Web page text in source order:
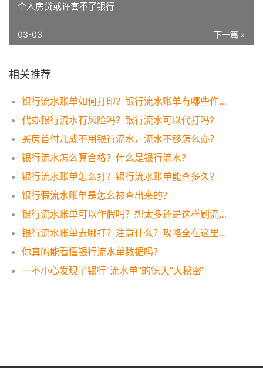
个人房贷或许套不了银行
下一篇 »
03-03
相关推荐
银行流水账单如何打印？银行流水账单有哪些作用？
代办银行流水有风险吗？银行流水可以代打吗?
买房首付几成不用银行流水，流水不够怎么办？
银行流水怎么算合格？什么是银行流水？
银行流水账单怎么打？银行流水账单能查多久？
银行假流水账单是怎么被查出来的？
银行流水账单可以作假吗？想太多还是这样刷流水才有效！
银行流水账单去哪打？注意什么？攻略全在这里，一看便知！
你真的能看懂银行流水单数据吗？
一不小心发现了银行“流水单”的惊天“大秘密”